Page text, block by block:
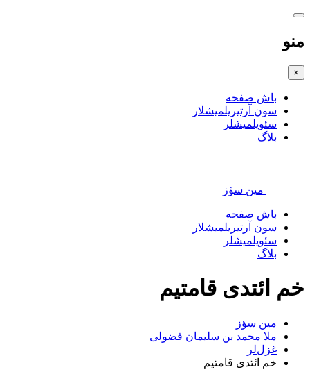
منو
×
باش صفحه
سون آرتیریلمیشلار
سئویلمیشلر
بلاگ
مین سؤز
باش صفحه
سون آرتیریلمیشلار
سئویلمیشلر
بلاگ
خم ائتدی قامتیم
مین سؤز
ملا محمد بن سلیمان فضولی
غزل‌لر
خم ائتدی قامتیم